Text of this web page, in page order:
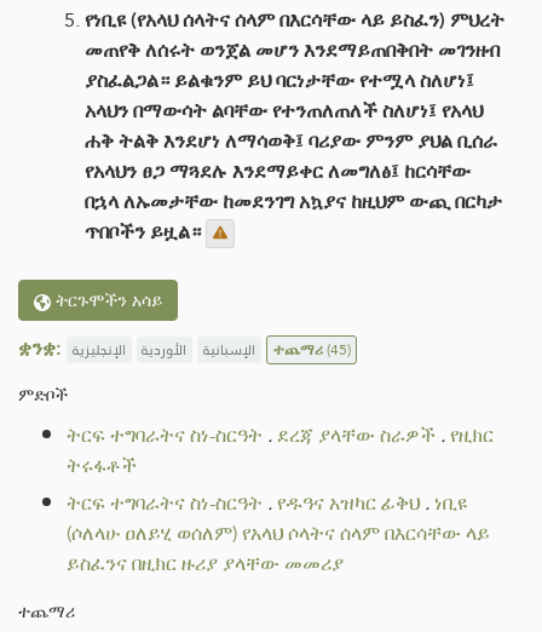
የነቢዩ (የአላህ ሰላትና ሰላም በእርሳቸው ላይ ይስፈን) ምህረት
መጠየቅ ለሰሩት ወንጀል መሆን እንደማይጠበቅበት መገንዘብ
ያስፈልጋል። ይልቁንም ይህ ባርነታቸው የተሟላ ስለሆነ፤
አላህን በማውሳት ልባቸው የተንጠለጠለች ስለሆነ፤ የአላህ
ሐቅ ትልቅ እንደሆነ ለማሳወቅ፤ ባሪያው ምንም ያህል ቢሰራ
የአላህን ፀጋ ማጓደሉ እንደማይቀር ለመግለፅ፤ ከርሳቸው
በኋላ ለኡመታቸው ከመደንገግ አኳያና ከዚህም ውጪ በርካታ
ጥበቦችን ይዟል።
ትርጉሞችን አሳይ
ቋንቋ: الإنجليزية الأوردية الإسبانية ተጨማሪ(45)
ምድቦች
ትርፍ ተግባራትና ስነ-ስርዓት .ደረጃ ያላቸው ስራዎች .የዚክር
ትሩፋቶች
ትርፍ ተግባራትና ስነ-ስርዓት .የዱዓና አዝካር ፊቅህ.ነቢዩ
(ሶለላሁ ዐለይሂ ወሰለም) የአላህ ሶላትና ሰላም በእርሳቸው ላይ
ይስፈንና በዚክር ዙሪያ ያላቸው መመሪያ
ተጨማሪ